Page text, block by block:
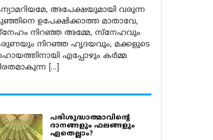
അപേക്ഷയുമായി വരുന്ന
ഉപേക്ഷിക്കാത്ത മാതാവേ,
നിറഞ്ഞ അമ്മേ, സ്നേഹവും
നിറഞ്ഞ ഹൃദയവും, മക്കളുടെ
എപ്പോഴും കർമ്മ
[…]
പരിശുദ്ധാത്മാവിന്റെ
ദാനങ്ങളും ഫലങ്ങളും
ഏതെല്ലാം?